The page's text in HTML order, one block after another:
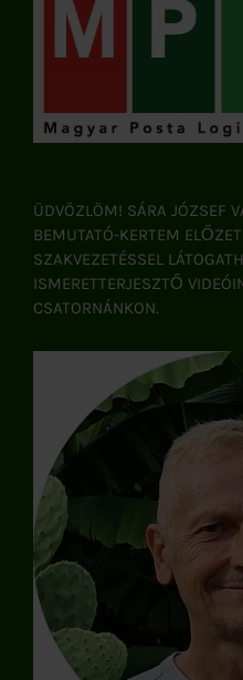
ÜDVÖZLÖM! SÁRA JÓZSEF
BEMUTATÓ-KERTEM
SZAKVEZETÉSSEL
ISMERETTERJESZTŐ
CSATORNÁNKON.